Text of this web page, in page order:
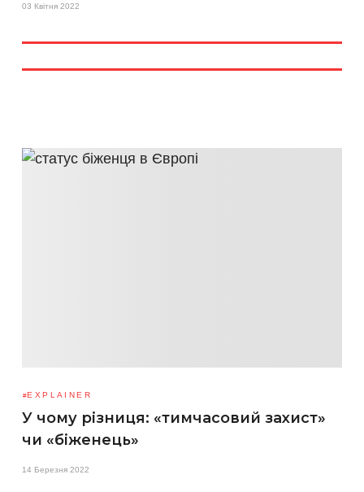
03 Квітня 2022
EXPLAINER
У чому різниця: «тимчасовий захист»
чи «біженець»
14 Березня 2022